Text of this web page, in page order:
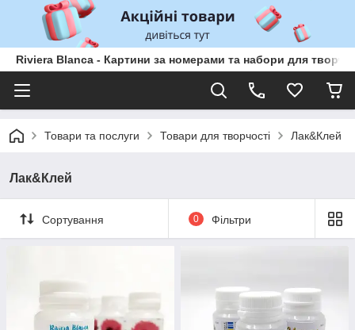
Riviera Blanca - Картини за номерами та набори для
Товари та послуги Товари для творчості Лак&Клей
Лак&Клей
Сортування 0 Фільтри